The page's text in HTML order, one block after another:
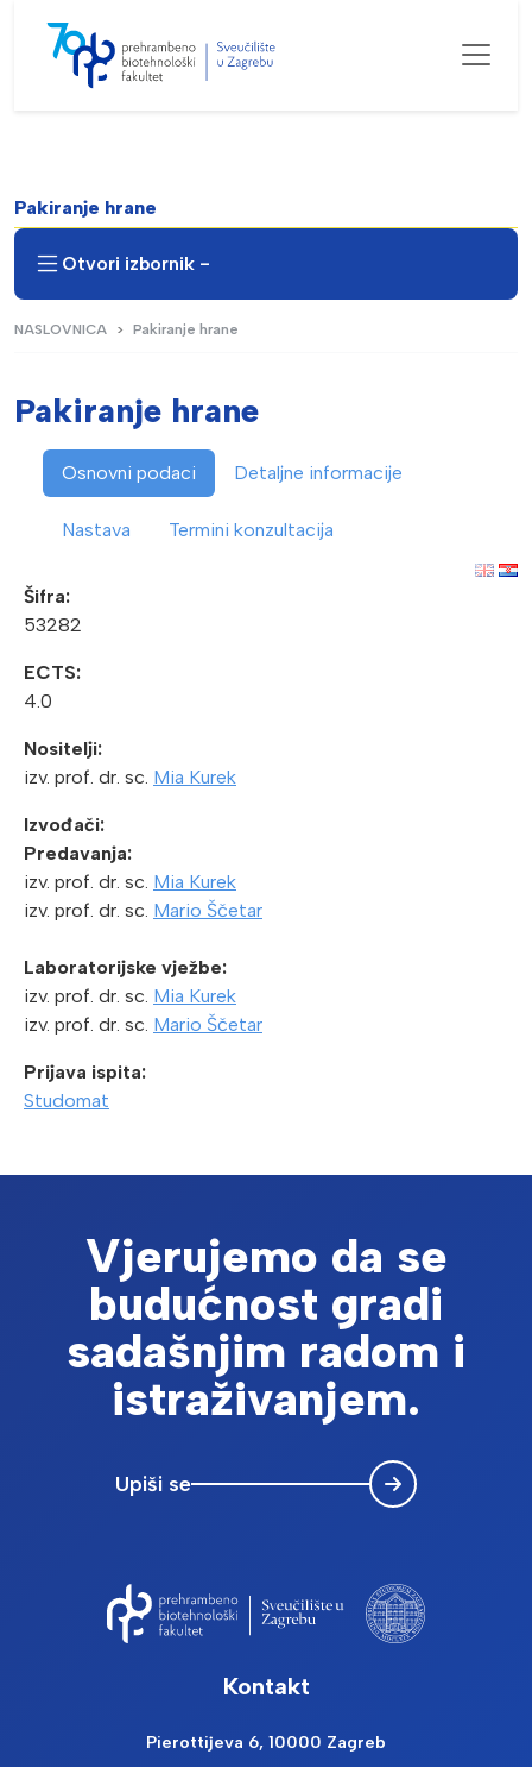
Pakiranje hrane
Otvori izbornik -
NASLOVNICA Pakiranje hrane
Pakiranje hrane
Osnovni podaci Detaljne informacije
Nastava Termini konzultacija
Šifra:
53282
ECTS:
4.0
Nositelji:
izv. prof. dr. sc. Mia Kurek
Izvođači:
Predavanja:
izv. prof. dr. sc. Mia Kurek
izv. prof. dr. sc. Mario Ščetar
Laboratorijske vježbe:
izv. prof. dr. sc. Mia Kurek
izv. prof. dr. sc. Mario Ščetar
Prijava ispita:
Studomat
Vjerujemo da se
budućnost gradi
sadašnjim radom i
istraživanjem.
Upiši se
Kontakt
Pierottijeva 6, 10000 Zagreb